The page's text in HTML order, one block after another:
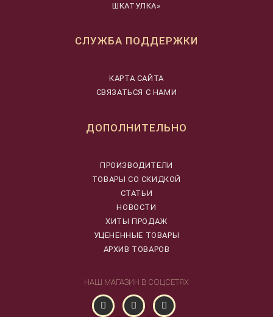
ШКАТУЛКА»
СЛУЖБА ПОДДЕРЖКИ
КАРТА САЙТА
СВЯЗАТЬСЯ С НАМИ
ДОПОЛНИТЕЛЬНО
ПРОИЗВОДИТЕЛИ
ТОВАРЫ СО СКИДКОЙ
СТАТЬИ
НОВОСТИ
ХИТЫ ПРОДАЖ
УЦЕНЕННЫЕ ТОВАРЫ
АРХИВ ТОВАРОВ
НАШ МАГАЗИН В СОЦСЕТЯХ